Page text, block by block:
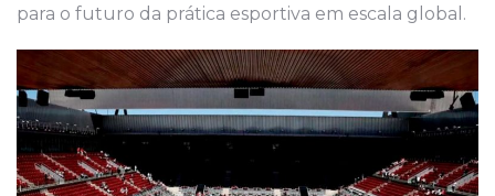
para o futuro da prática esportiva em escala global.